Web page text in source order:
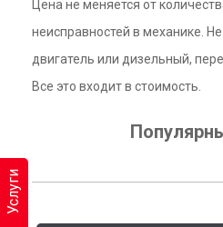
Услуги
Цена не меняется от
неисправностей в механике.
двигатель или дизельный,
Все это входит в стоимость.